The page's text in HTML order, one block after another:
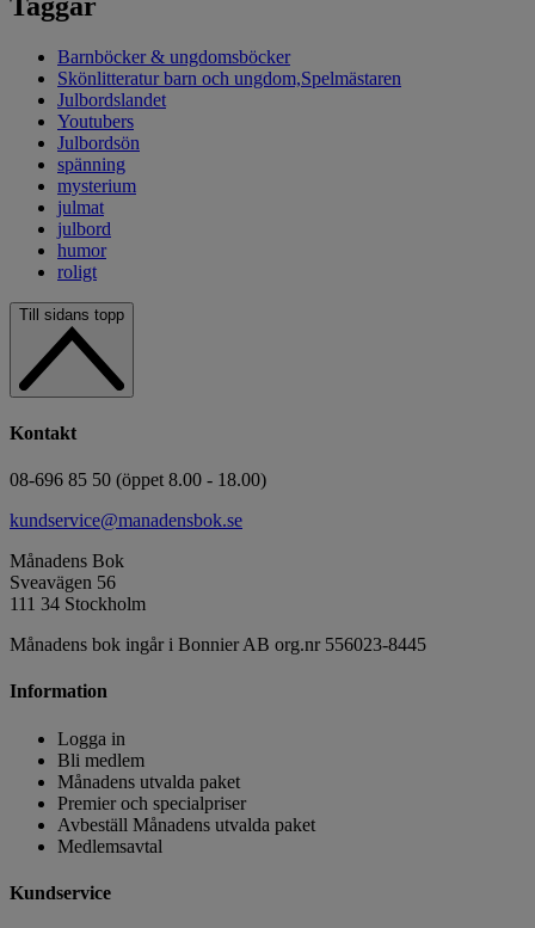
Barnböcker & ungdomsböcker
Skönlitteratur barn och ungdom,Spelmästaren
Julbordslandet
Youtubers
Julbordsön
spänning
mysterium
julmat
julbord
humor
roligt
Till sidans topp
Kontakt
08-696 85 50 (öppet 8.00 - 18.00)
kundservice@manadensbok.se
Månadens Bok
Sveavägen 56
111 34 Stockholm
Månadens bok ingår i Bonnier AB org.nr 556023-8445
Information
Logga in
Bli medlem
Månadens utvalda paket
Premier och specialpriser
Avbeställ Månadens utvalda paket
Medlemsavtal
Kundservice